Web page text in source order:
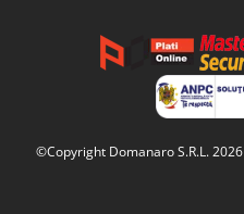
©Copyright Domanaro S.R.L. 2026